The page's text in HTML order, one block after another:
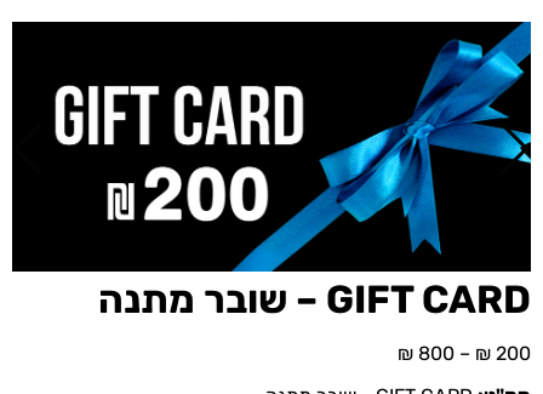
GIFT CARD – שובר מתנה
₪ 200
–
₪ 800